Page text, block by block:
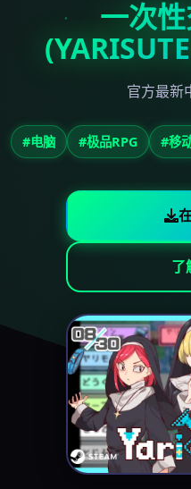
一次
官方最新
#电脑 #极品RPG #移
了